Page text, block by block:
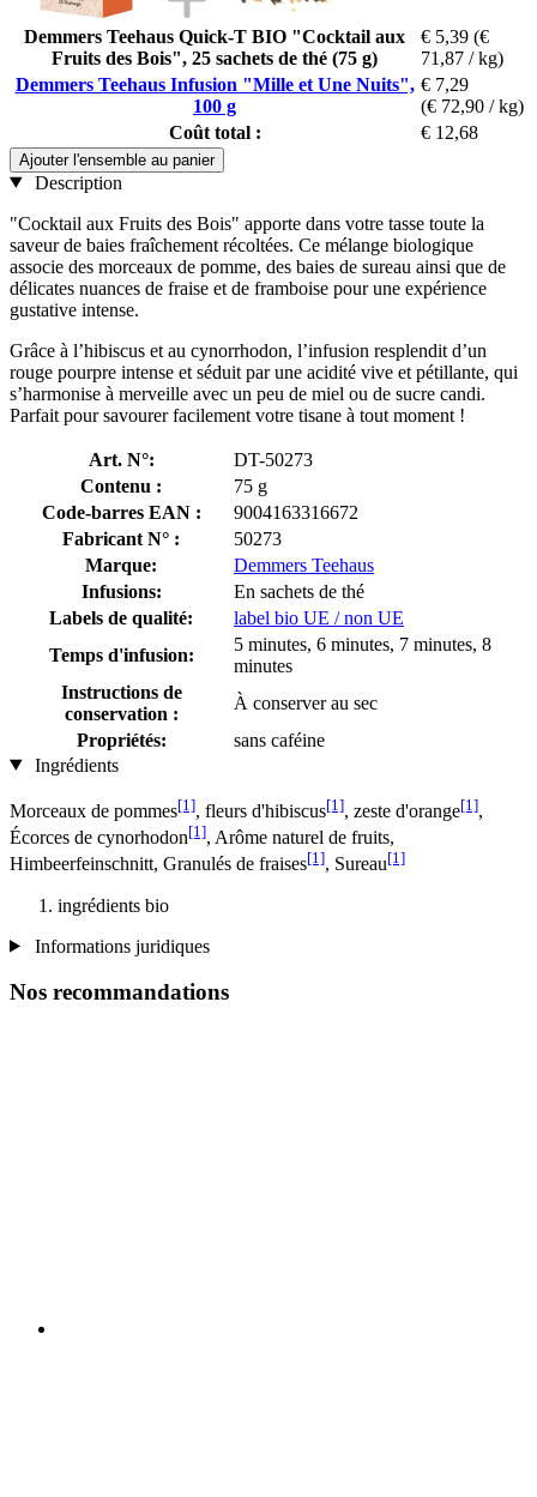
Demmers Teehaus Quick-T BIO "Cocktail aux
Fruits des Bois", 25 sachets de thé (75 g)
€ 5,39 (€
71,87 / kg)
Demmers Teehaus Infusion "Mille et Une Nuits",
100 g
€ 7,29
(€ 72,90 / kg)
Coût total :
€ 12,68
Ajouter l'ensemble au panier
Description
"Cocktail aux Fruits des Bois" apporte dans votre tasse toute la
saveur de baies fraîchement récoltées. Ce mélange biologique
associe des morceaux de pomme, des baies de sureau ainsi que de
délicates nuances de fraise et de framboise pour une expérience
gustative intense.
Grâce à l’hibiscus et au cynorrhodon, l’infusion resplendit d’un
rouge pourpre intense et séduit par une acidité vive et pétillante, qui
s’harmonise à merveille avec un peu de miel ou de sucre candi.
Parfait pour savourer facilement votre tisane à tout moment !
Art. N°:
DT-50273
Contenu :
75 g
Code-barres EAN :
9004163316672
Fabricant N° :
50273
Marque:
Demmers Teehaus
Infusions:
En sachets de thé
Labels de qualité:
label bio UE / non UE
Temps d'infusion:
5 minutes, 6 minutes, 7 minutes, 8
minutes
Instructions de
conservation :
À conserver au sec
Propriétés:
sans caféine
Ingrédients
Morceaux de pommes[1], fleurs d'hibiscus[1], zeste d'orange[1],
Écorces de cynorhodon[1], Arôme naturel de fruits,
Himbeerfeinschnitt, Granulés de fraises[1], Sureau[1]
ingrédients bio
Informations juridiques
Nos recommandations